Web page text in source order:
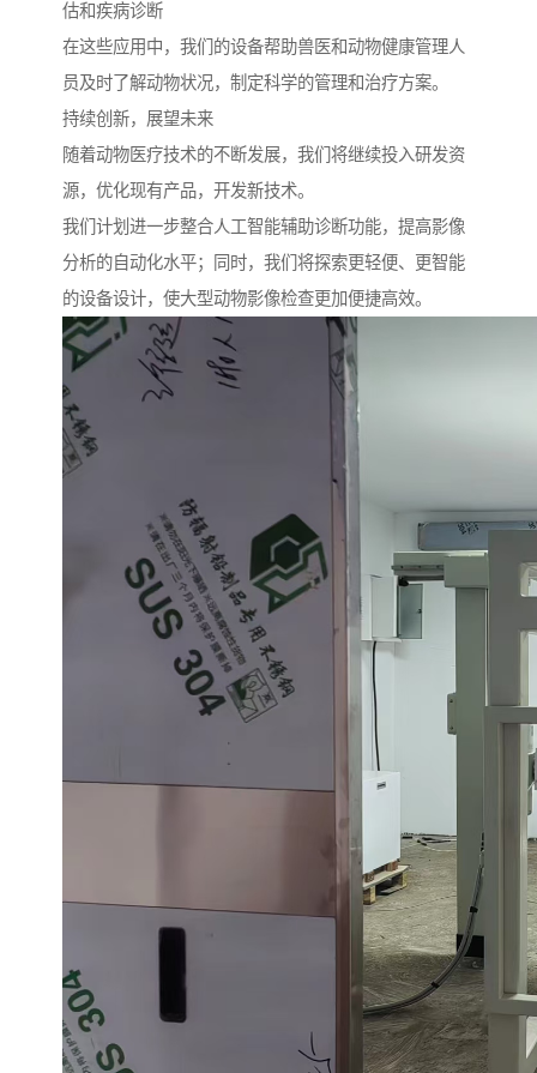
估和疾病诊断
在这些应用中，我们的设备帮助兽医和动物健康管理人
员及时了解动物状况，制定科学的管理和治疗方案。
持续创新，展望未来
随着动物医疗技术的不断发展，我们将继续投入研发资
源，优化现有产品，开发新技术。
我们计划进一步整合人工智能辅助诊断功能，提高影像
分析的自动化水平；同时，我们将探索更轻便、更智能
的设备设计，使大型动物影像检查更加便捷高效。